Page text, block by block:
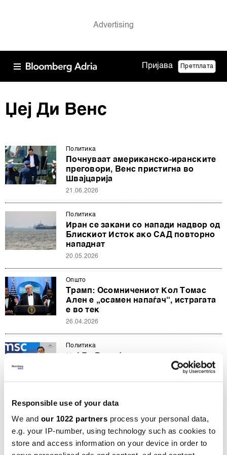
Responsible use of your data
We and our 1022 partners process your personal data,
e.g. your IP-number, using technology such as cookies to
store and access information on your device in order to
Пријава Претплата
Џеј Ди Венс
Политика
Почнуваат американско-иранските
преговори, Венс пристигна во
Швајцарија
21.06.2026
Политика
Иран се закани со напади надвор од
Блискиот Исток ако САД повторно
нападнат
20.05.2026
Општо
Трамп: Осомничениот Кол Томас
Ален е „осамен напаѓач“, истрагата
е во тек
26.04.2026
Политика
со Иран, Техеран тврди дека
прекинот на огнот е прекршен
Венс предупредува: САД се на
работ на блокада, демократите и
Трамп без договор
30.09.2025